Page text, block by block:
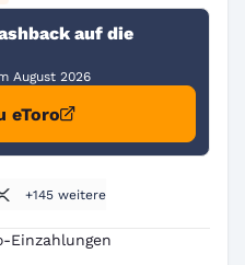
auf die
August 2026
eToro
Einzahlungen
+145 weitere